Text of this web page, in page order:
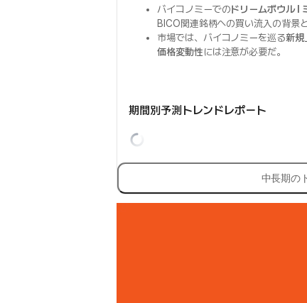
バイコノミーでのドリームボウル I
BICO関連銘柄への買い流入の背景
市場では、バイコノミーを巡る新規
価格変動性には注意が必要だ。
期間別予測トレンドレポート
中長期の